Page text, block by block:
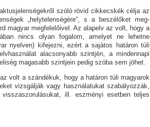
szóló rövid cikkecskék cél­ja az
„helytelenségére“, s a beszélőket meg­
ma­gyar megfelelőivel. Az alapelv az volt, hogy a
nincs olyan fogalom, amelyet ne lehetne
nyelven) kifejezni, ezért a sajátos határon túli
alacsonyabb szintjén, a mindennapi
magasabb szintjein pedig szóba sem jöhet.
a szándékuk, hogy a határon túli magyarok
vizs­gálják vagy használatukat szabályozzák,
ill. eszményi esetben teljes